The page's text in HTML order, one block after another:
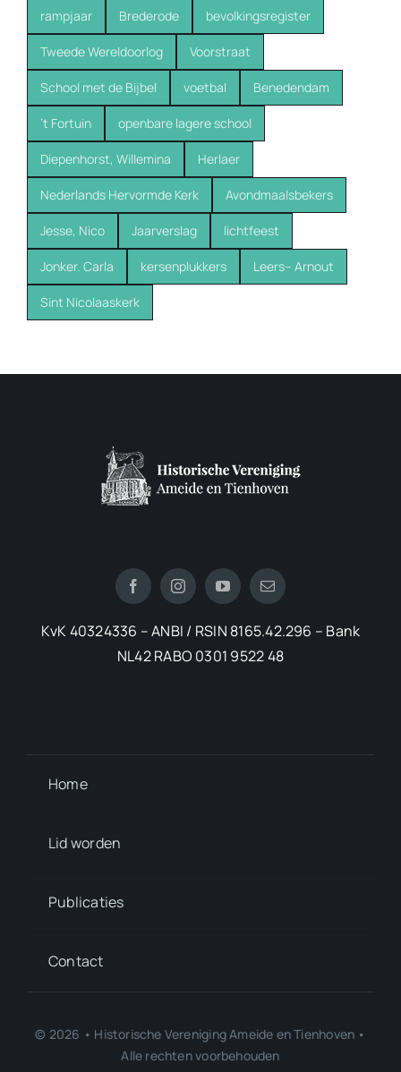
rampjaar Brederode bevolkingsregister
Tweede Wereldoorlog Voorstraat
School met de Bijbel voetbal Benedendam
’t Fortuin openbare lagere school
Diepenhorst, Willemina Herlaer
Nederlands Hervormde Kerk Avondmaalsbekers
Jesse, Nico Jaarverslag lichtfeest
Jonker. Carla kersenplukkers Leers-- Arnout
Sint Nicolaaskerk
KvK 40324336 – ANBI / RSIN 8165.42.296 – Bank
NL42 RABO 0301 9522 48
Home
Lid worden
Publicaties
Contact
© 2026 • Historische Vereniging Ameide en Tienhoven •
Alle rechten voorbehouden